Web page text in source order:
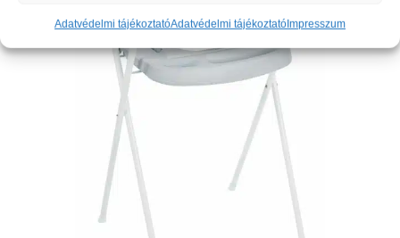
Adatvédelmi tájékoztatóAdatvédelmi tájékoztatóImpresszum
Kívánságlistára